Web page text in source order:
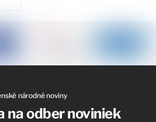
národné noviny
na odber noviniek